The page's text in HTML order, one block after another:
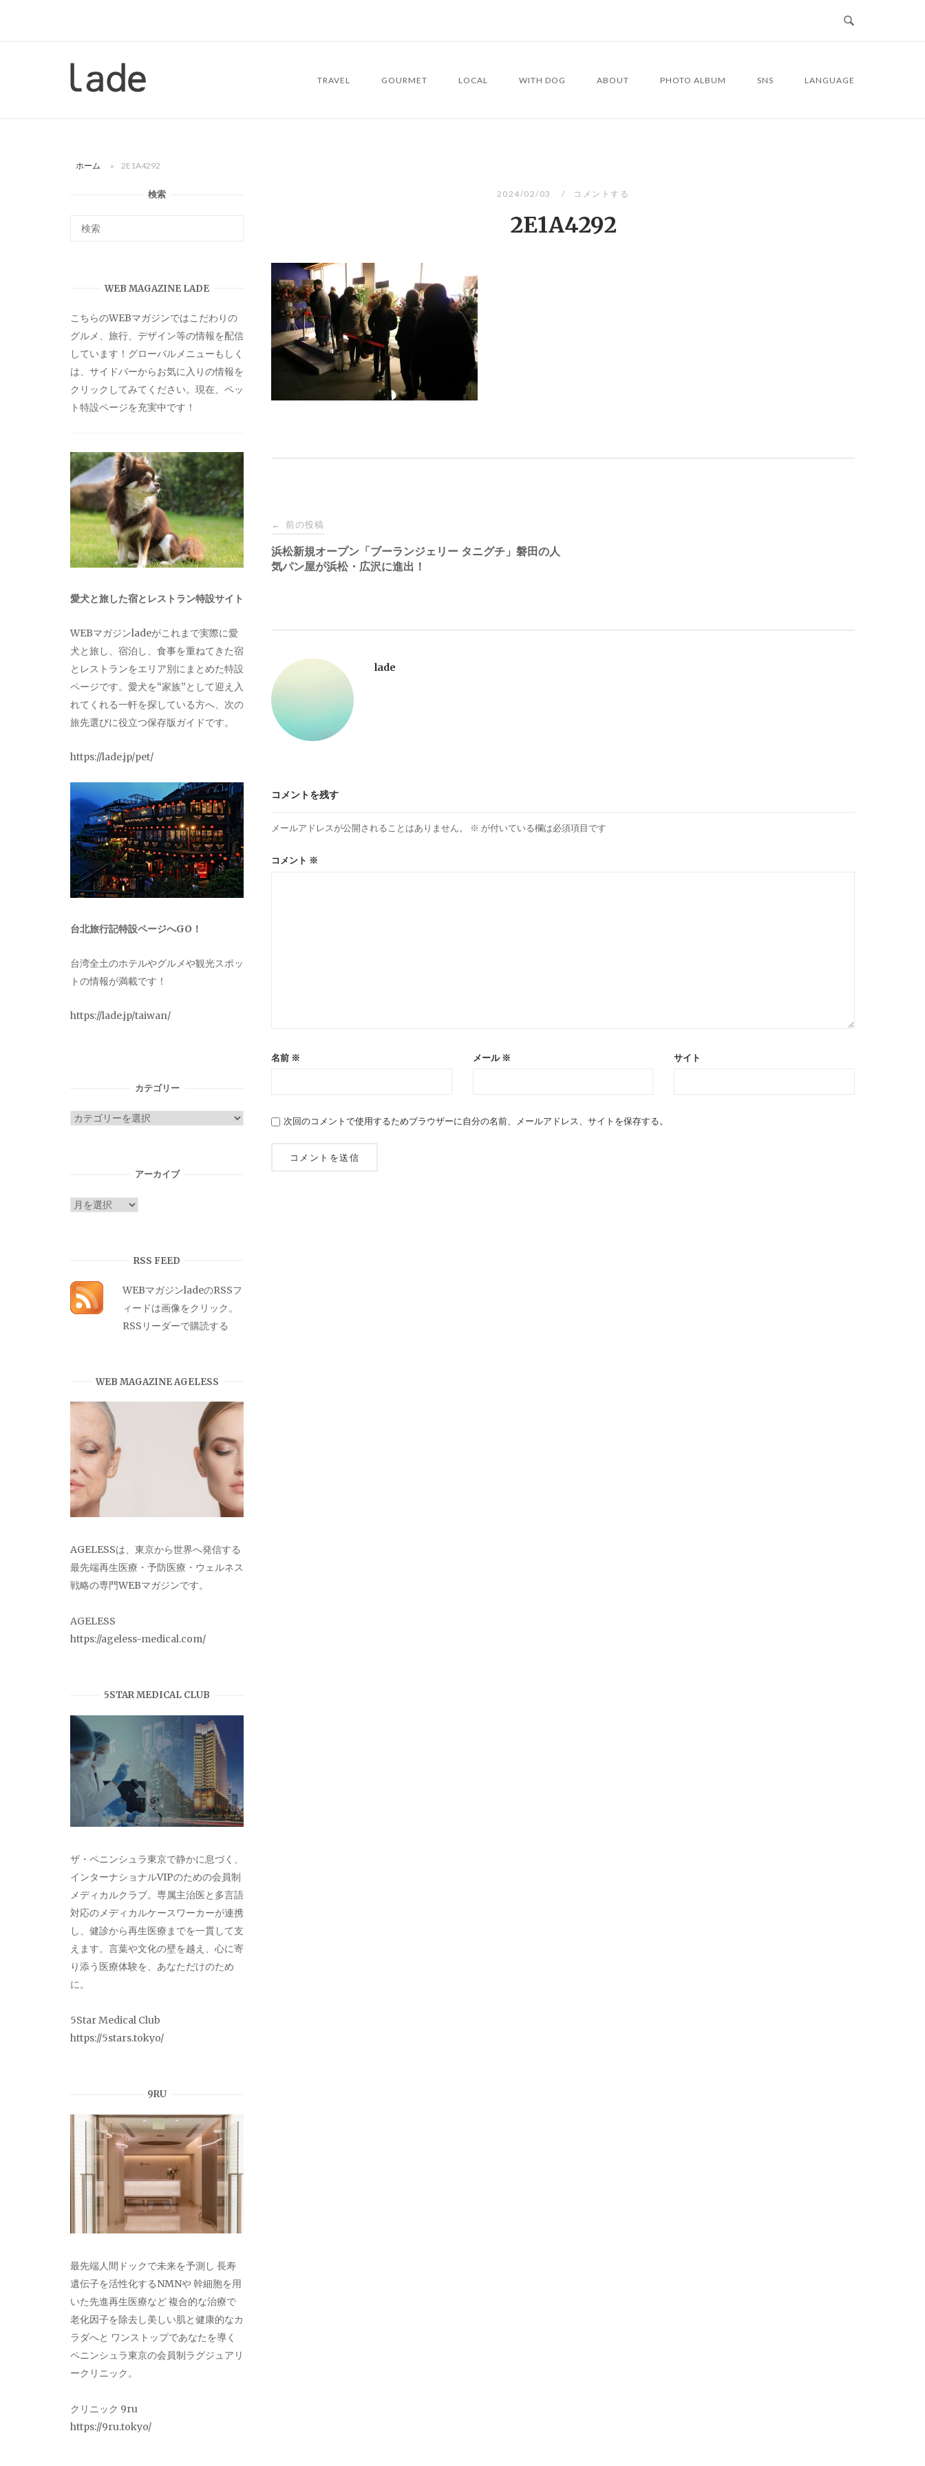
ー
TRAVEL GOURMET LOCAL WITH DOG ABOUT PHOTO ALBUM SNS LANGUAGE
ホーム » 2E1A4292
2024/02/03 コメントする
2E1A4292
投
稿
ゲ
ー
シ
ン
← 前の投稿
浜松新規オープン「ブーランジェリー タニグチ」磐田の人
気パン屋が浜松・広沢に進出！
lade
コメントを残す
メールアドレスが公開されることはありません。 ※ が付いている欄は必須項目です
コメント ※
名前 ※ メール ※ サイト
次回のコメントで使用するためブラウザーに自分の名前、メールアドレス、サイトを保存する。
検索
WEB MAGAZINE LADE
こちらのWEBマガジンではこだわりの
グルメ、旅行、デザイン等の情報を配信
しています！グローバルメニューもしく
は、サイドバーからお気に入りの情報を
クリックしてみてください。現在、ペッ
ト特設ページを充実中です！
愛犬と旅した宿とレストラン特設サイト
WEBマガジンladeがこれまで実際に愛
犬と旅し、宿泊し、食事を重ねてきた宿
とレストランをエリア別にまとめた特設
ページです。愛犬を“家族”として迎え入
れてくれる一軒を探している方へ、次の
旅先選びに役立つ保存版ガイドです。
https://lade.jp/pet/
台北旅行記特設ページへGO！
台湾全土のホテルやグルメや観光スポッ
トの情報が満載です！
https://lade.jp/taiwan/
カテゴリー
カ
アーカイブ
ア
RSS FEED
WEBマガジンladeのRSSフ
ィードは画像をクリック。
RSSリーダーで購読する
WEB MAGAZINE AGELESS
AGELESSは、東京から世界へ発信する
最先端再生医療・予防医療・ウェルネス
戦略の専門WEBマガジンです。
AGELESS
https://ageless-medical.com/
5STAR MEDICAL CLUB
ザ・ペニンシュラ東京で静かに息づく、
インターナショナルVIPのための会員制
メディカルクラブ。専属主治医と多言語
対応のメディカルケースワーカーが連携
し、健診から再生医療までを一貫して支
えます。言葉や文化の壁を越え、心に寄
り添う医療体験を、あなただけのため
に。
5Star Medical Club
https://5stars.tokyo/
9RU
最先端人間ドックで未来を予測し 長寿
遺伝子を活性化するNMNや 幹細胞を用
いた先進再生医療など 複合的な治療で
老化因子を除去し美しい肌と健康的なカ
ラダへと ワンストップであなたを導く
ペニンシュラ東京の会員制ラグジュアリ
ークリニック。
クリニック 9ru
https://9ru.tokyo/